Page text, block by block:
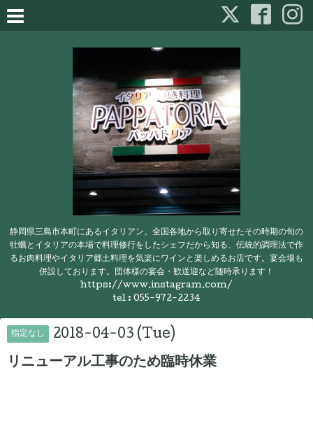
静岡県三島市本町にあるイタリアン。全国各地から取り寄せたその時期の旬の
牡蠣とイタリアの本場で料理修行をしたシェフだから知る、伝統的調理法で作
るお肉料理やイタリア郷土料理を気楽にワインと楽しめるお店です。宴会場も
併設しております。団体様の宴会・歓送迎など随時承ります！
https://www.instagram.com/
tel : 055-972-2234
指定なし 2018-04-03 (Tue)
リニューアル工事のため臨時休業